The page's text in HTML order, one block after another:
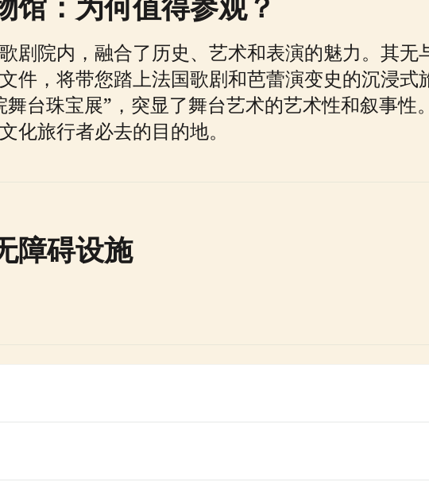
剧院内，融合了历史、艺术和表演的魅力。其无
件，将带您踏上法国歌剧和芭蕾演变史的沉浸式
台珠宝展”，突显了舞台艺术的艺术性和叙事性
化旅行者必去的目的地。
障碍设施